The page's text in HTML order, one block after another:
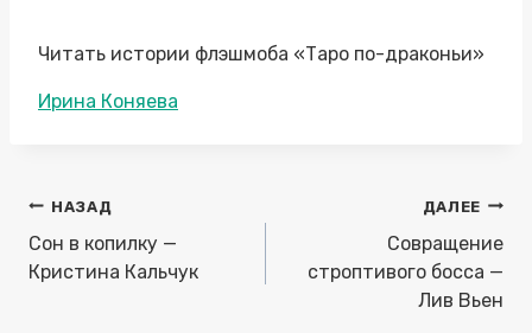
Читать истории флэшмоба «Таро по-драконьи»
Метки
Ирина Коняева
Навигация
по
записям
НАЗАД
Сон в копилку —
Кристина Кальчук
ДАЛЕЕ
Совращение
строптивого босса —
Лив Вьен